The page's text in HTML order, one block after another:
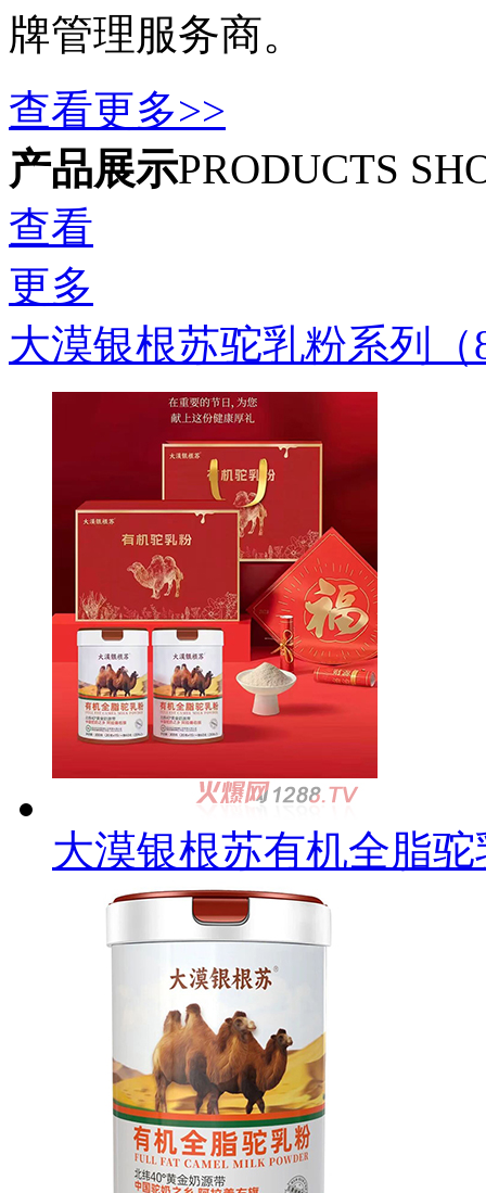
牌管理服务商。
查看更多>>
产品展示PRODUCTS
查看
更多
大漠银根苏驼乳粉系列（
大漠银根苏有机全脂驼